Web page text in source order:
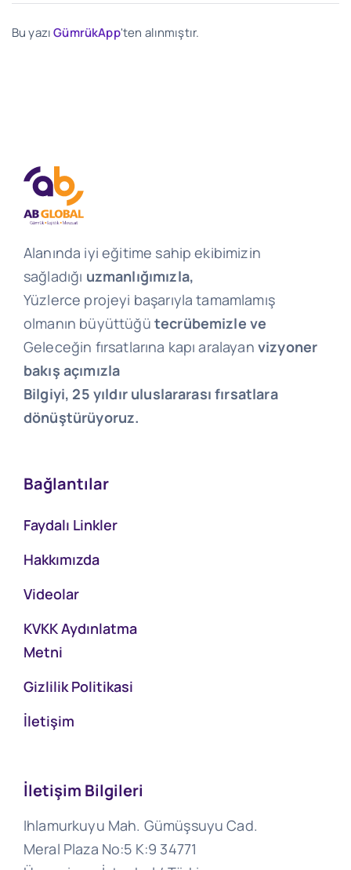
Bu yazıGümrükApp'ten alınmıştır.
Alanında iyi eğitime sahip ekibimizin
sağladığı uzmanlığımızla,
Yüzlerce projeyi başarıyla tamamlamış
olmanın büyüttüğü tecrübemizle ve
Geleceğin fırsatlarına kapı aralayan vizyoner
bakış açımızla
Bilgiyi, 25 yıldır uluslararası fırsatlara
dönüştürüyoruz.
Bağlantılar
Faydalı Linkler
Hakkımızda
Videolar
KVKK Aydınlatma
Metni
Gizlilik Politikasi
İletişim
İletişim Bilgileri
Ihlamurkuyu Mah. Gümüşsuyu Cad.
Meral Plaza No:5 K:9 34771